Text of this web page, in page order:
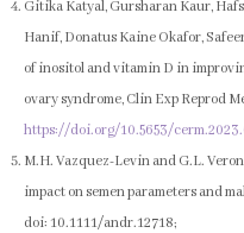
Gitika Katyal, Gursharan Kaur,
Hanif, Donatus Kaine Okafor,
of inositol and vitamin D in
ovary syndrome, Clin Exp Reprod
https://doi.org/10.5653/
M.H. Vazquez-Levin and G.L.
impact on semen parameters and
doi: 10.1111/andr.12718;